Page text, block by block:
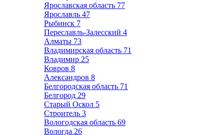
Ярославская область 77
Ярославль 47
Рыбинск 7
Переславль-Залесский 4
Алматы 73
Владимирская область 71
Владимир 25
Ковров 8
Александров 8
Белгородская область 71
Белгород 29
Старый Оскол 5
Строитель 3
Вологодская область 69
Вологда 26